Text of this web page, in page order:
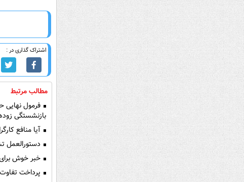
اشتراک گذاری در :
مطالب مرتبط
بازنشستگی
آیا منافع
خبر خوش
پرداخت